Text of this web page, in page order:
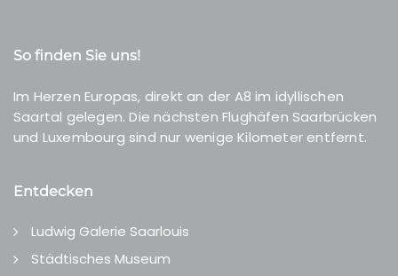
So finden Sie uns!
Im Herzen Europas, direkt an der A8 im idyllischen
Saartal gelegen. Die nächsten Flughäfen Saarbrücken
und Luxembourg sind nur wenige Kilometer entfernt.
Entdecken
Ludwig Galerie Saarlouis
Städtisches Museum